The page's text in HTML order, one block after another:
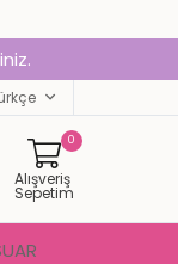
Alışveriş
Sepetim
0